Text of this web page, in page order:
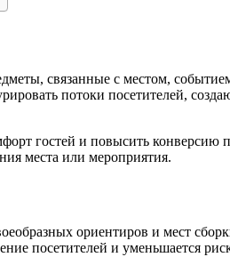
связанные с местом,
потоки посетителей,
гостей и повысить конверсию
места или мероприятия.
ориентиров и мест
посетителей и уменьшается